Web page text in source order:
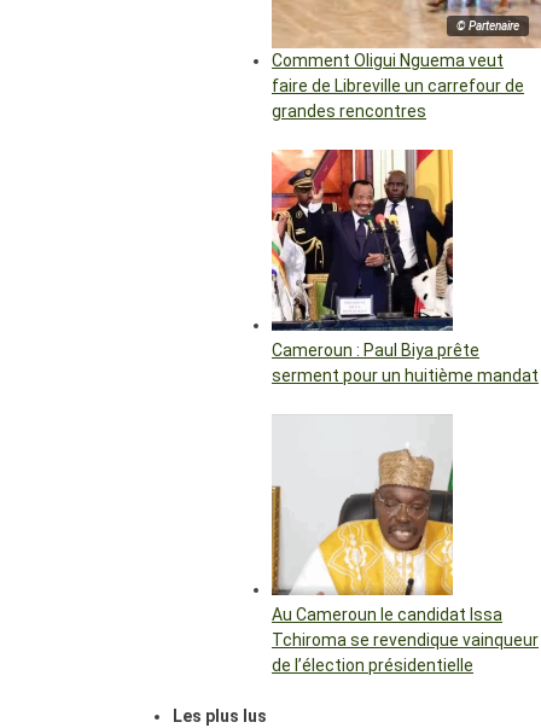
© Partenaire
Comment Oligui Nguema veut
faire de Libreville un carrefour de
grandes rencontres
Cameroun : Paul Biya prête
serment pour un huitième mandat
Au Cameroun le candidat Issa
Tchiroma se revendique vainqueur
de l’élection présidentielle
Les plus lus